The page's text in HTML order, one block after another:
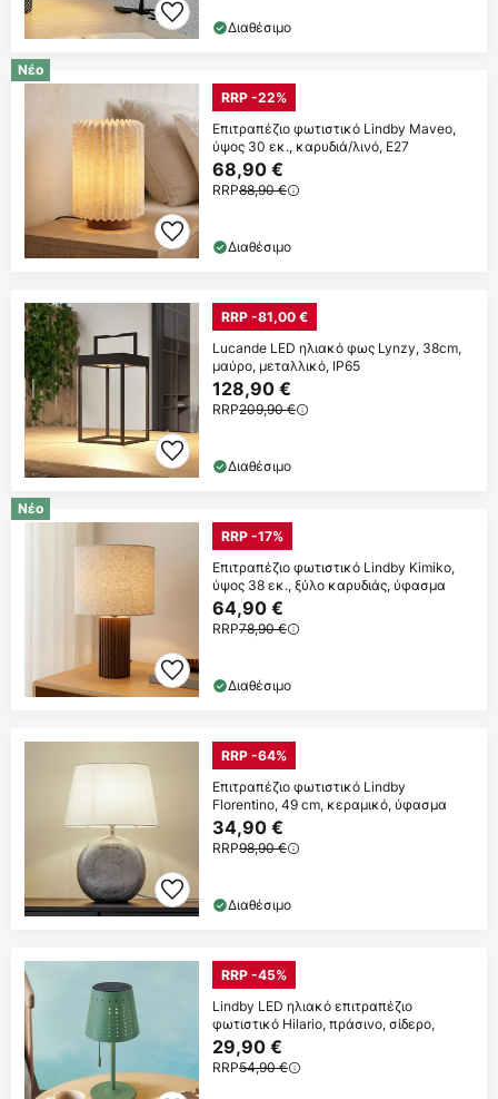
Διαθέσιμο
Νέο
RRP -22%
Επιτραπέζιο φωτιστικό Lindby Maveo,
ύψος 30 εκ., καρυδιά/λινό, E27
68,90 €
RRP88,90 €
Διαθέσιμο
RRP -81,00 €
Lucande LED ηλιακό φως Lynzy, 38cm,
μαύρο, μεταλλικό, IP65
128,90 €
RRP209,90 €
Διαθέσιμο
Νέο
RRP -17%
Επιτραπέζιο φωτιστικό Lindby Kimiko,
ύψος 38 εκ., ξύλο καρυδιάς, ύφασμα
64,90 €
RRP78,90 €
Διαθέσιμο
RRP -64%
Επιτραπέζιο φωτιστικό Lindby
Florentino, 49 cm, κεραμικό, ύφασμα
34,90 €
RRP98,90 €
Διαθέσιμο
RRP -45%
Lindby LED ηλιακό επιτραπέζιο
φωτιστικό Hilario, πράσινο, σίδερο,
29,90 €
RRP54,90 €